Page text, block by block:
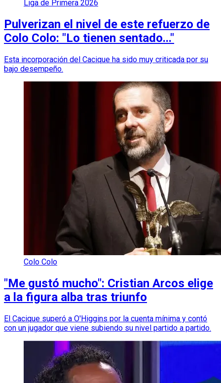
Liga de Primera 2026
Pulverizan el nivel de este refuerzo de
Colo Colo: "Lo tienen sentado..."
Esta incorporación del Cacique ha sido muy criticada por su
bajo desempeño.
Colo Colo
"Me gustó mucho": Cristian Arcos elige
a la figura alba tras triunfo
El Cacique superó a O'Higgins por la cuenta mínima y contó
con un jugador que viene subiendo su nivel partido a partido.